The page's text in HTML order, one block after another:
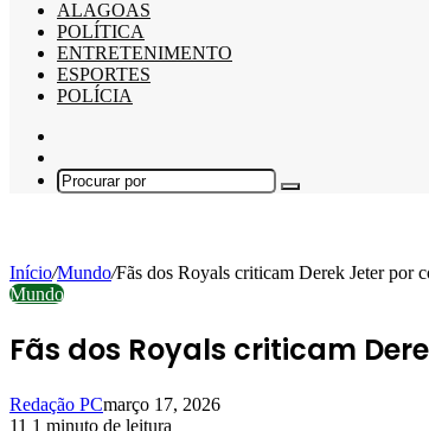
ALAGOAS
POLÍTICA
ENTRETENIMENTO
ESPORTES
POLÍCIA
skin
Procurar
Início/Mundo/Fãs dos Royals criticam Derek Jeter por
Mundo
Fãs dos Royals criticam
Redação PCmarço 17, 2026
11 1 minuto de leitura